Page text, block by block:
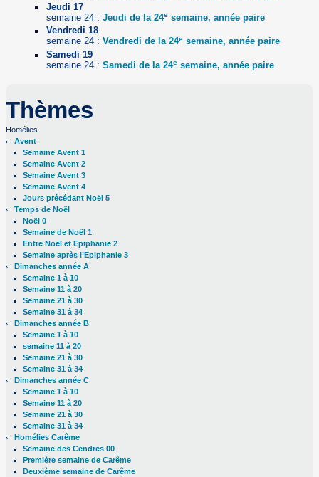
Jeudi 17
semaine 24 : Jeudi de la 24esemaine, année paire
Vendredi 18
semaine 24 : Vendredi de la 24esemaine, année paire
Samedi 19
semaine 24 : Samedi de la 24esemaine, année paire
Thèmes
Homélies
Avent
Semaine Avent 1
Semaine Avent 2
Semaine Avent 3
Semaine Avent 4
Jours précédant Noël 5
Temps de Noël
Noël 0
Semaine de Noël 1
Entre Noël et Epiphanie 2
Semaine après l’Epiphanie 3
Dimanches année A
Semaine 1 à 10
Semaine 11 à 20
Semaine 21 à 30
Semaine 31 à 34
Dimanches année B
Semaine 1 à 10
semaine 11 à 20
Semaine 21 à 30
Semaine 31 à 34
Dimanches année C
Semaine 1 à 10
Semaine 11 à 20
Semaine 21 à 30
Semaine 31 à 34
Homélies Carême
Semaine des Cendres 00
Première semaine de Carême
Deuxième semaine de Carême